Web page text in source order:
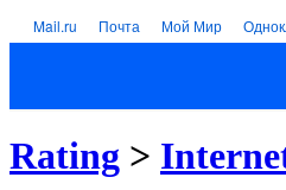
Mail.ru Почта Мой Мир
Rating >